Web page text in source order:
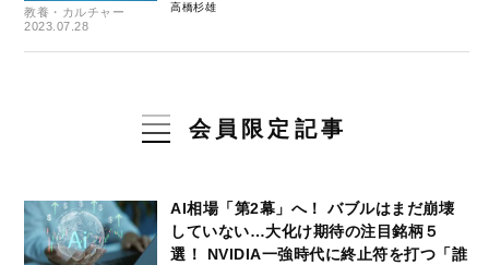
教養・カルチャー
2023.07.28
高橋杉雄
会員限定記事
AI相場「第2幕」へ！ バブルはまだ崩壊
していない…大化け期待の注目銘柄５
選！ NVIDIA一強時代に終止符を打つ「誰